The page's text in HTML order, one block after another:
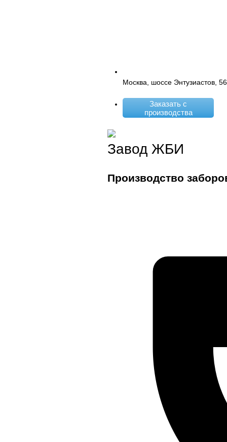
Москва, шоссе Энтузиастов,
Заказать с
производства
Завод ЖБИ
Производство